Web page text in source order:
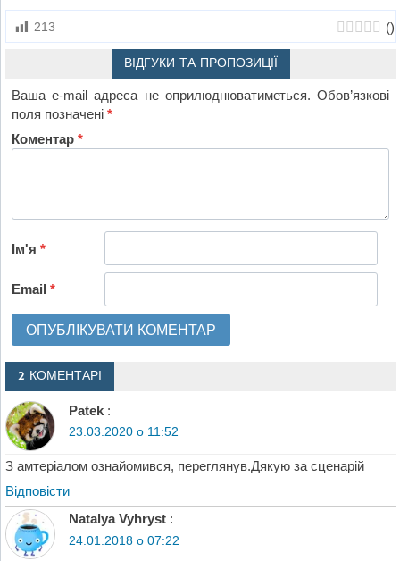
213 ()
ВІДГУКИ ТА ПРОПОЗИЦІЇ
Ваша e-mail адреса не оприлюднюватиметься. Обов’язкові
поля позначені*
Коментар*
Ім'я*
Email*
2 КОМЕНТАРІ
Patek :
23.03.2020 о 11:52
З амтеріалом ознайомився, переглянув.Дякую за сценарій
Відповіcти
Natalya Vyhryst :
24.01.2018 о 07:22